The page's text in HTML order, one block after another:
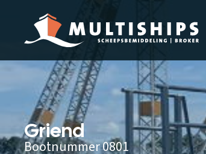
Griend
Bootnummer 0801